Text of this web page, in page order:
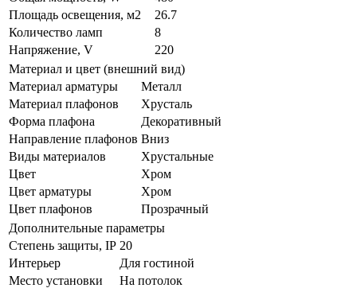
Площадь освещения, м2
26.7
Количество ламп
8
Напряжение, V
220
Материал и цвет (внешний вид)
Материал арматуры
Металл
Материал плафонов
Хрусталь
Форма плафона
Декоративный
Направление плафонов Вниз
Виды материалов
Хрустальные
Цвет
Хром
Цвет арматуры
Хром
Цвет плафонов
Прозрачный
Дополнительные параметры
Степень защиты, IP 20
Интерьер
Для гостиной
Место установки
На потолок